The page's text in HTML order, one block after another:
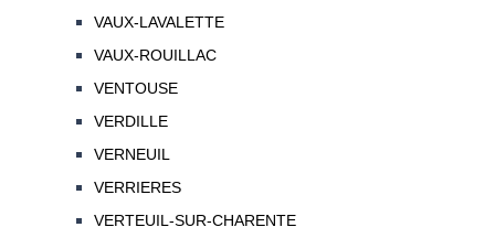
VAUX-LAVALETTE
VAUX-ROUILLAC
VENTOUSE
VERDILLE
VERNEUIL
VERRIERES
VERTEUIL-SUR-CHARENTE